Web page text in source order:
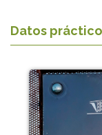
Datos